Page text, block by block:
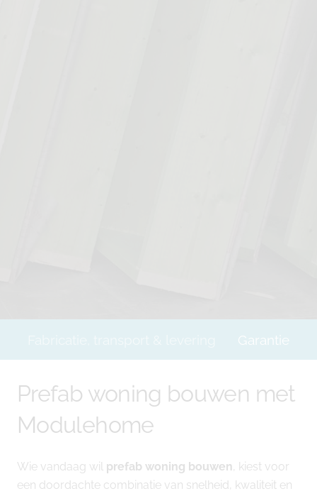
Garantie
Prefab woning bouwen met
Modulehome
Wie vandaag wil prefab woning bouwen
, kiest voor
een doordachte combinatie van snelheid, kwaliteit en